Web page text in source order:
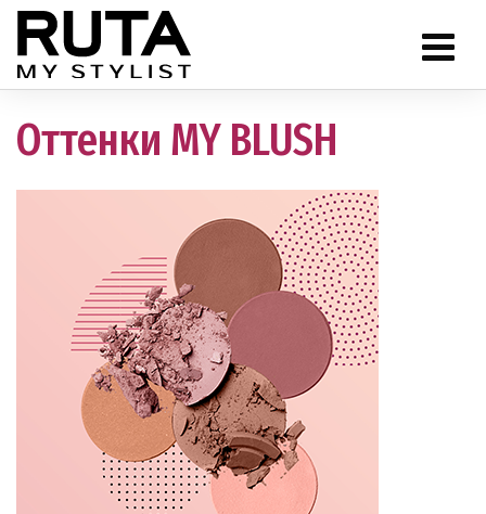
Оттенки MY BLUSH